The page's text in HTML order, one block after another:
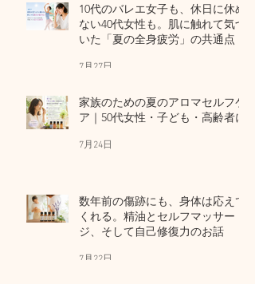
10代のバレエ女子も、休日に休め
ない40代女性も。肌に触れて気づ
いた「夏の全身疲労」の共通点
7月27日
家族のための夏のアロマセルフケ
ア｜50代女性・子ども・高齢者に
7月24日
数年前の傷跡にも、身体は応えて
くれる。精油とセルフマッサー
ジ、そして自己修復力のお話
7月22日